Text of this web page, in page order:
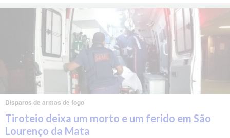
Disparos de armas de fogo
Tiroteio deixa um morto e um ferido em São
Lourenço da Mata